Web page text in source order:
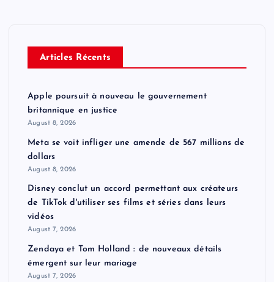
Articles Récents
Apple poursuit à nouveau le gouvernement
britannique en justice
August 8, 2026
Meta se voit infliger une amende de 567 millions de
dollars
August 8, 2026
Disney conclut un accord permettant aux créateurs
de TikTok d'utiliser ses films et séries dans leurs
vidéos
August 7, 2026
Zendaya et Tom Holland : de nouveaux détails
émergent sur leur mariage
August 7, 2026